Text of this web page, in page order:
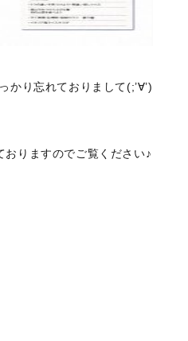
かり忘れておりまして(;’∀’)
おりますのでご覧ください♪